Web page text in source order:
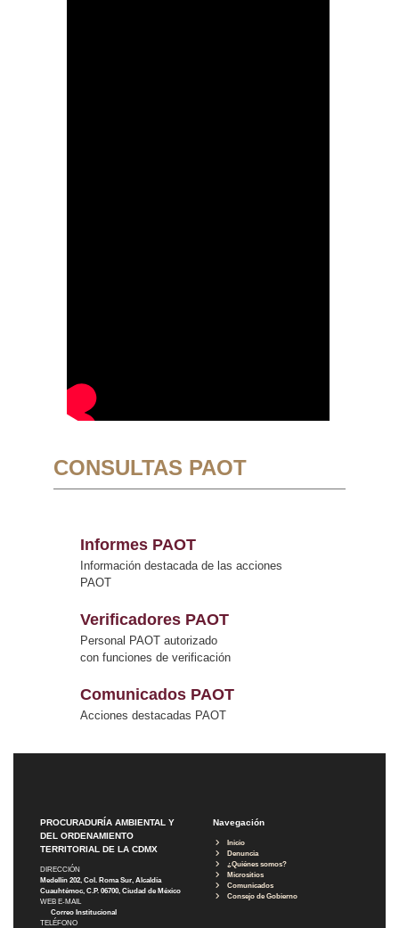
CONSULTAS PAOT
Informes PAOT
Información destacada de las acciones
PAOT
Verificadores PAOT
Personal PAOT autorizado
con funciones de verificación
Comunicados PAOT
Acciones destacadas PAOT
PROCURADURÍA AMBIENTAL Y
DEL ORDENAMIENTO
TERRITORIAL DE LA CDMX
DIRECCIÓN
Medellín 202, Col. Roma Sur, Alcaldía
Cuauhtémoc, C.P. 06700, Ciudad de México
WEB E-MAIL
Correo Institucional
TELÉFONO
Navegación
Inicio
Denuncia
¿Quiénes somos?
Micrositios
Comunicados
Consejo de Gobierno